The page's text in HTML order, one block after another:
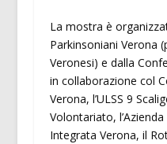
La mostra è
Parkinsoniani Verona
Veronesi) e dalla
in collaborazione col
Verona, l’ULSS 9
Volontariato,
Integrata Verona, il